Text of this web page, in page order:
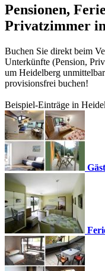
Pensionen,
Privatzimmer
Buchen Sie direkt beim
Unterkünfte (Pension,
um Heidelberg
provisionsfrei buchen!
Beispiel-Einträge in